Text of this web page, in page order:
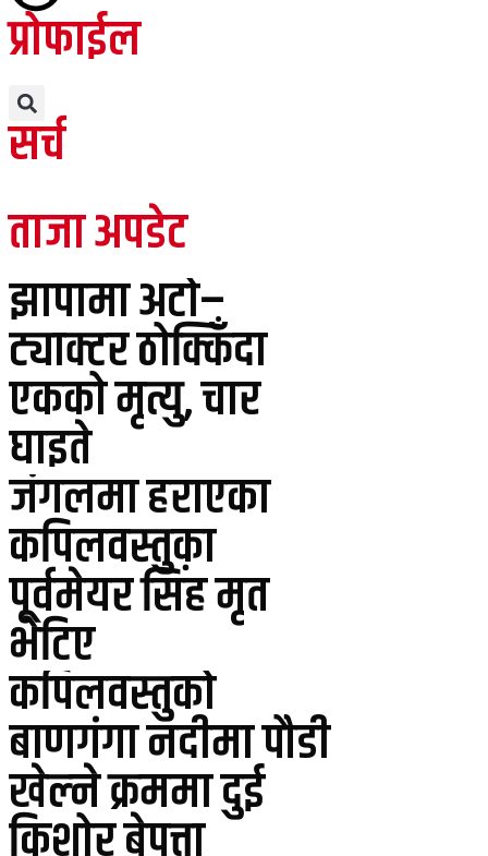
प्रोफाईल
सर्च
ताजा अपडेट
झापामा अटो–
ट्याक्टर ठोक्किँदा
एकको मृत्यु, चार
घाइते
जंगलमा हराएका
कपिलवस्तुका
पूर्वमेयर सिंह मृत
भेटिए
कपिलवस्तुको
बाणगंगा नदीमा पौडी
खेल्ने क्रममा दुई